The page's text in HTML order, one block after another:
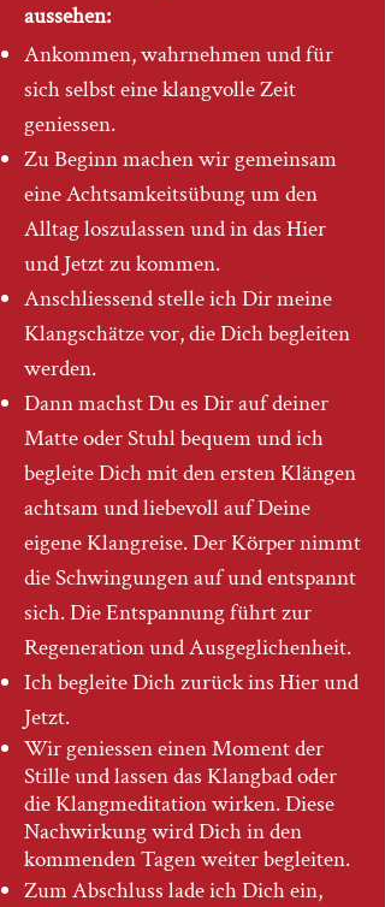
aussehen:
Ankommen, wahrnehmen und für
sich selbst eine klangvolle Zeit
geniessen.
Zu Beginn machen wir gemeinsam
eine Achtsamkeitsübung um den
Alltag loszulassen und in das Hier
und Jetzt zu kommen.
Anschliessend stelle ich Dir meine
Klangschätze vor, die Dich begleiten
werden.
Dann machst Du es Dir auf deiner
Matte oder Stuhl bequem und ich
begleite Dich mit den ersten Klängen
achtsam und liebevoll auf Deine
eigene Klangreise. Der Körper nimmt
die Schwingungen auf und entspannt
sich. Die Entspannung führt zur
Regeneration und Ausgeglichenheit.
Ich begleite Dich zurück ins Hier und
Jetzt.
Wir geniessen einen Moment der
Stille und lassen das Klangbad oder
die Klangmeditation wirken. Diese
Nachwirkung wird Dich in den
kommenden Tagen weiter begleiten.
Zum Abschluss lade ich Dich ein,